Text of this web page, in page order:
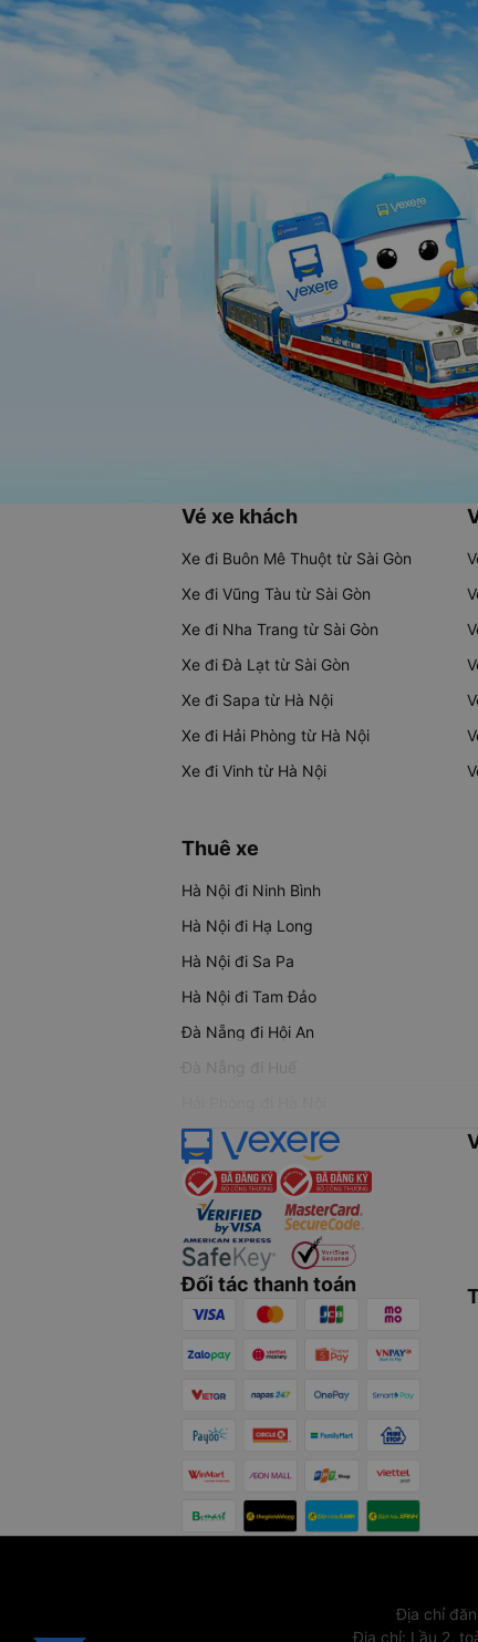
Vé xe khách
Xe đi Buôn Mê Thuột từ Sài Gòn
Xe đi Vũng Tàu từ Sài Gòn
Xe đi Nha Trang từ Sài Gòn
Xe đi Đà Lạt từ Sài Gòn
Xe đi Sapa từ Hà Nội
Xe đi Hải Phòng từ Hà Nội
Xe đi Vinh từ Hà Nội
Thuê xe
Hà Nội đi Ninh Bình
Hà Nội đi Hạ Long
Hà Nội đi Sa Pa
Hà Nội đi Tam Đảo
Đà Nẵng đi Hội An
Đà Nẵng đi Huế
Đối tác thanh toán
Địa chỉ
Địa chỉ: Lầu 2,